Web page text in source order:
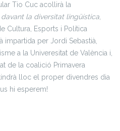
Tio Cuc acollirà la
la diversitat lingüística,
Cultura, Esports i Política
impartida per Jordi Sebastià,
a la Univeresitat de València i,
de la coalició Primavera
lloc el proper divendres dia
us hi esperem!